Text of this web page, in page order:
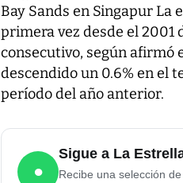
Bay Sands en Singapur La
primera vez desde el
consecutivo, según afirmó
descendido un 0.6% en el
período del año anterior.
●
Sigue a La
Recibe una selección